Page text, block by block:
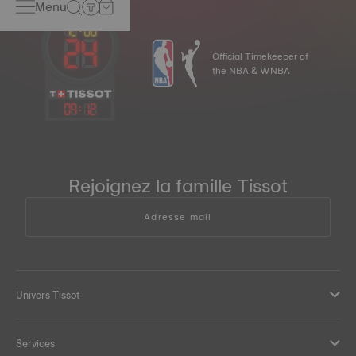
Menu
09: 12
Official Timekeeper of
the NBA & WNBA
Rejoignez la famille Tissot
Adresse mail
Univers Tissot
Services